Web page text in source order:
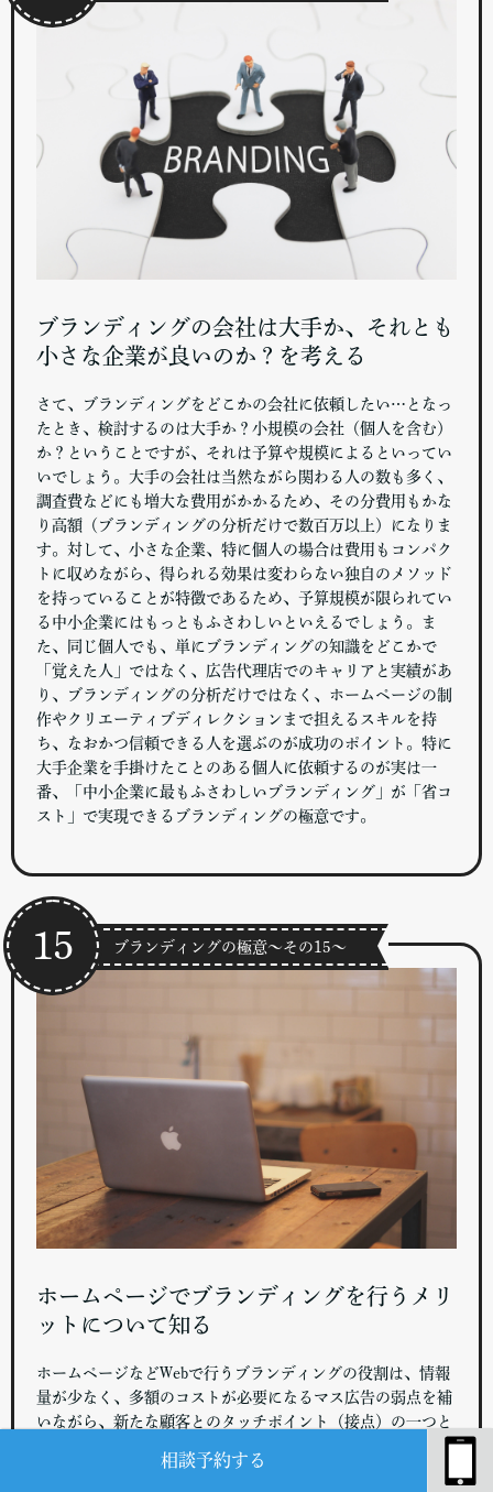
相談予約する
ブランディングの会社は大手か、それとも
小さな企業が良いのか？を考える
さて、ブランディングをどこかの会社に依頼したい…となっ
たとき、検討するのは大手か？小規模の会社（個人を含む）
か？ということですが、それは予算や規模によるといってい
いでしょう。大手の会社は当然ながら関わる人の数も多く、
調査費などにも増大な費用がかかるため、その分費用もかな
り高額（ブランディングの分析だけで数百万以上）になりま
す。対して、小さな企業、特に個人の場合は費用もコンパク
トに収めながら、得られる効果は変わらない独自のメソッド
を持っていることが特徴であるため、予算規模が限られてい
る中小企業にはもっともふさわしいといえるでしょう。ま
た、同じ個人でも、単にブランディングの知識をどこかで
「覚えた人」ではなく、広告代理店でのキャリアと実績があ
り、ブランディングの分析だけではなく、ホームページの制
作やクリエーティブディレクションまで担えるスキルを持
ち、なおかつ信頼できる人を選ぶのが成功のポイント。特に
大手企業を手掛けたことのある個人に依頼するのが実は一
番、「中小企業に最もふさわしいブランディング」が「省コ
スト」で実現できるブランディングの極意です。
ブランディングの極意～その15～
15
ホームページでブランディングを行うメリ
ットについて知る
ホームページなどWebで行うブランディングの役割は、情報
量が少なく、多額のコストが必要になるマス広告の弱点を補
いながら、新たな顧客とのタッチポイント（接点）の一つと
してブランディングに寄与することができることです。幅広
い層のユーザーに対して発信でき、ブランドの詳細な情報を